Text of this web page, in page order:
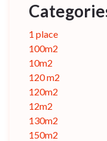
1 place
100m2
10m2
120 m2
120m2
12m2
130m2
150m2